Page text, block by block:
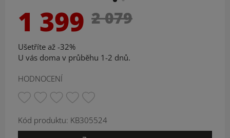
1 399 2 079
Ušetříte až -32%
U vás doma v průběhu 1-2 dnů.
HODNOCENÍ
Kód produktu: KB305524